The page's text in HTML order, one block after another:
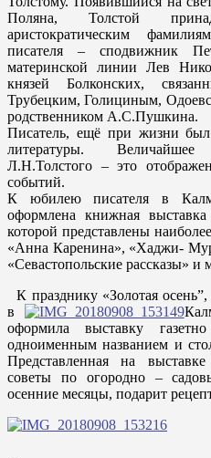
Поляна, Толстой
аристократическим
писателя – сподвижник
материнской линии Лев
князей Болконских,
Трубецким, Голициным,
родственником А.С.Пушкина.
Писатель, ещё при жизни
литературы.
Л.Н.Толстого – это
событий.
К юбилею писателя в
оформлена книжная
которой представлены
«Анна Каренина», «Хаджи-
«Севастопольские рассказы» и
К празднику «Золотая
в
оформила выставку
одноименным названием и
Представленная на
советы по огородно –
осенние месяцы, подарит